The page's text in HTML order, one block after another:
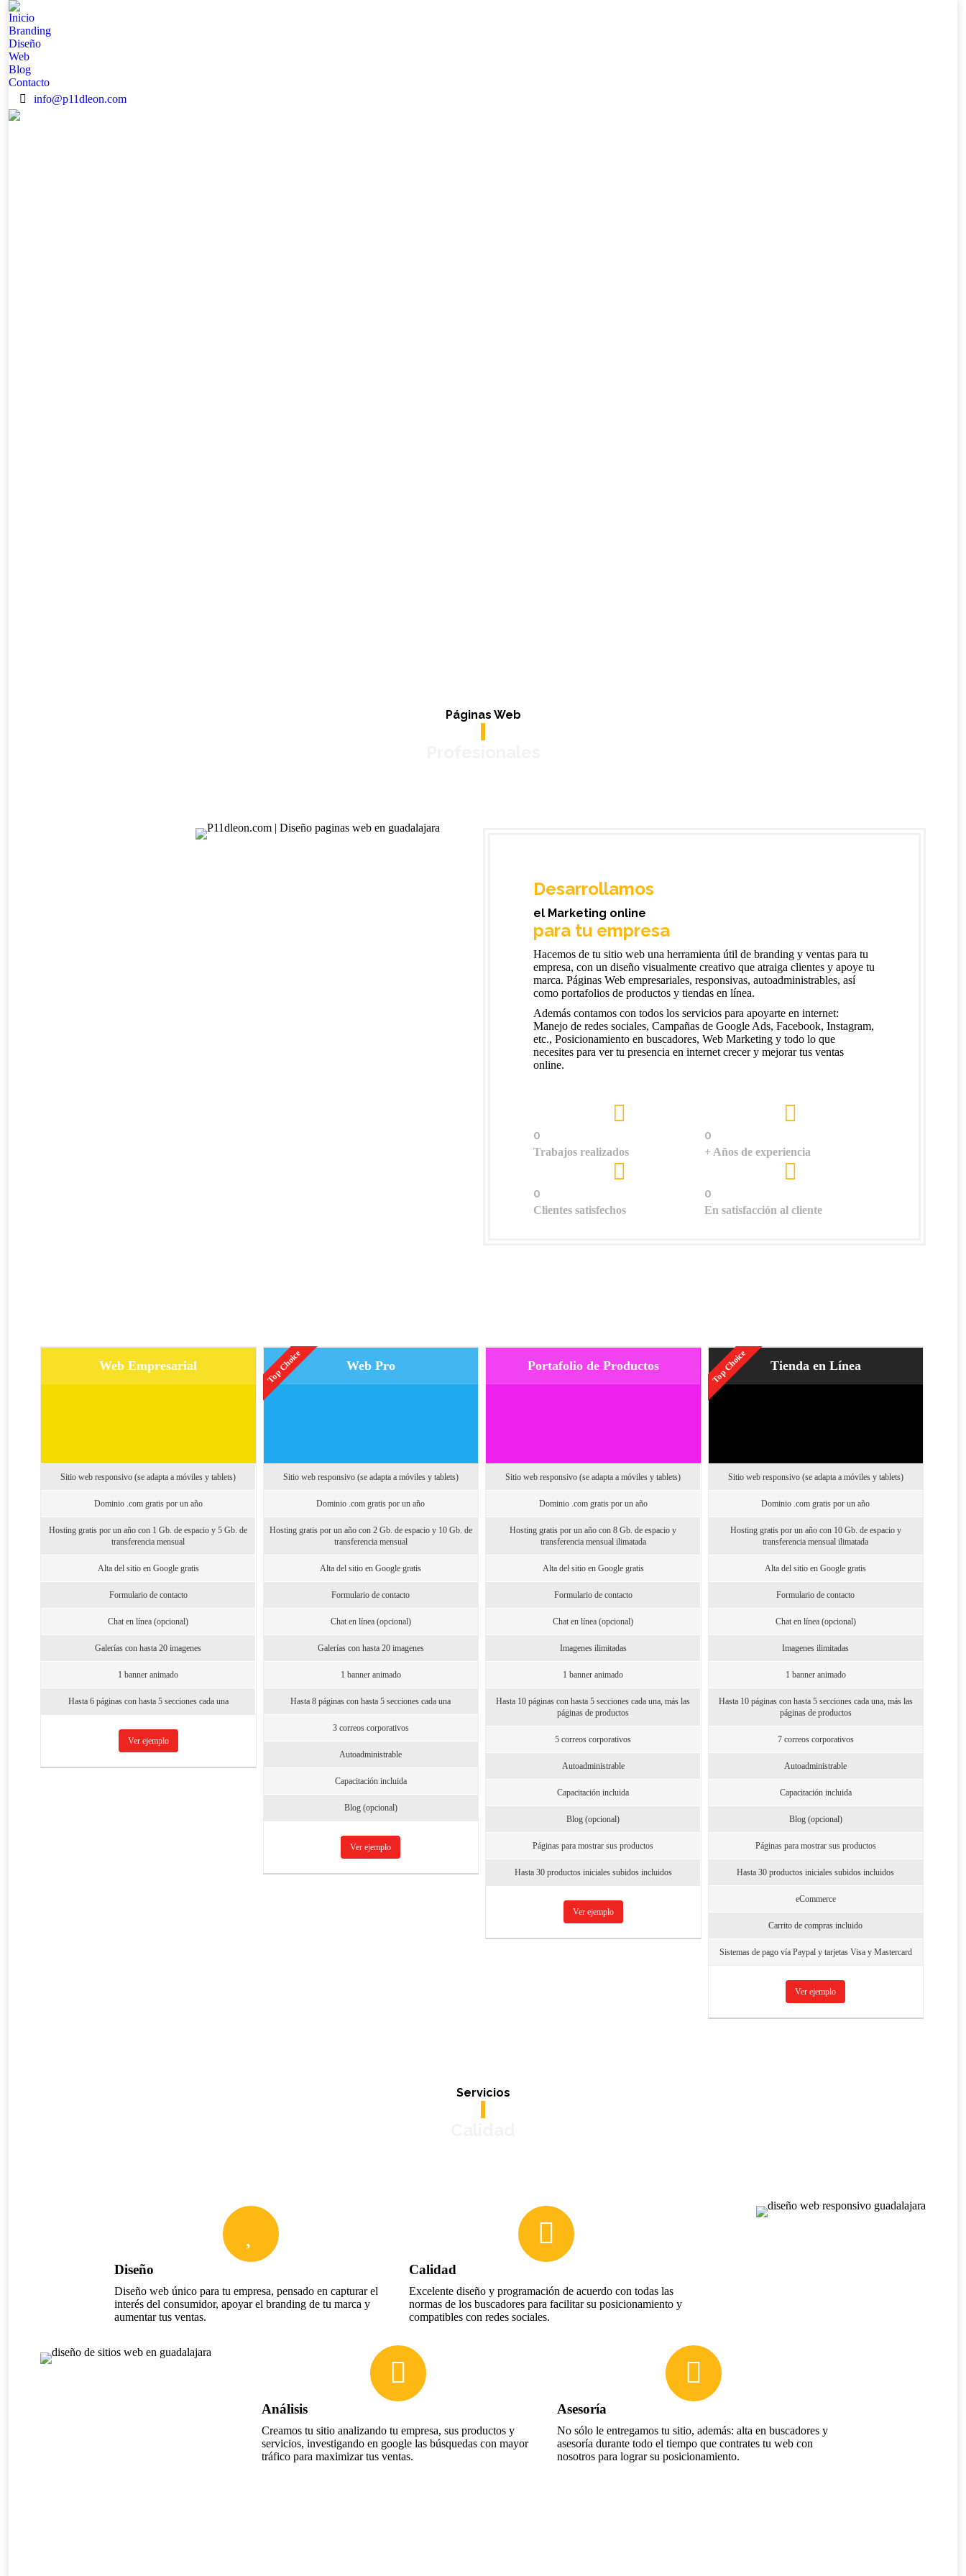
Inicio
Branding
Diseño
Web
Blog
Contacto
info@p11dleon.com
Páginas Web
Desarrollamos
el Marketing online
para tu empresa
Hacemos de tu sitio web una herramienta útil de branding y ventas para tu
empresa, con un diseño visualmente creativo que atraiga clientes y apoye tu
marca. Páginas Web empresariales, responsivas, autoadministrables, así
como portafolios de productos y tiendas en línea.
Además contamos con todos los servicios para apoyarte en internet:
Manejo de redes sociales, Campañas de Google Ads, Facebook, Instagram,
etc., Posicionamiento en buscadores, Web Marketing y todo lo que
necesites para ver tu presencia en internet crecer y mejorar tus ventas
online.
0
Trabajos realizados
0
Clientes satisfechos
0
+ Años de experiencia
0
En satisfacción al cliente
Web Empresarial
Sitio web responsivo (se adapta a móviles y tablets)
Dominio .com gratis por un año
Hosting gratis por un año con 1 Gb. de espacio y 5 Gb. de
transferencia mensual
Alta del sitio en Google gratis
Formulario de contacto
Chat en línea (opcional)
Galerías con hasta 20 imagenes
1 banner animado
Hasta 6 páginas con hasta 5 secciones cada una
Ver ejemplo
Top Choice Web Pro
Sitio web responsivo (se adapta a móviles y tablets)
Dominio .com gratis por un año
Hosting gratis por un año con 2 Gb. de espacio y 10 Gb. de
transferencia mensual
Alta del sitio en Google gratis
Formulario de contacto
Chat en línea (opcional)
Galerías con hasta 20 imagenes
1 banner animado
Hasta 8 páginas con hasta 5 secciones cada una
3 correos corporativos
Autoadministrable
Capacitación incluida
Blog (opcional)
Ver ejemplo
Portafolio de Productos
Sitio web responsivo (se adapta a móviles y tablets)
Dominio .com gratis por un año
Hosting gratis por un año con 8 Gb. de espacio y
transferencia mensual ilimatada
Alta del sitio en Google gratis
Formulario de contacto
Chat en línea (opcional)
Imagenes ilimitadas
1 banner animado
Hasta 10 páginas con hasta 5 secciones cada una, más las
páginas de productos
5 correos corporativos
Autoadministrable
Capacitación incluida
Blog (opcional)
Páginas para mostrar sus productos
Hasta 30 productos iniciales subidos incluidos
Ver ejemplo
Top Choice Tienda en Línea
Sitio web responsivo (se adapta a móviles y tablets)
Dominio .com gratis por un año
Hosting gratis por un año con 10 Gb. de espacio y
transferencia mensual ilimatada
Alta del sitio en Google gratis
Formulario de contacto
Chat en línea (opcional)
Imagenes ilimitadas
1 banner animado
Hasta 10 páginas con hasta 5 secciones cada una, más las
páginas de productos
7 correos corporativos
Autoadministrable
Capacitación incluida
Blog (opcional)
Páginas para mostrar sus productos
Hasta 30 productos iniciales subidos incluidos
eCommerce
Carrito de compras incluido
Sistemas de pago vía Paypal y tarjetas Visa y Mastercard
Ver ejemplo
Servicios
Diseño
Diseño web único para tu empresa, pensado en capturar el
interés del consumidor, apoyar el branding de tu marca y
aumentar tus ventas.
Calidad
Excelente diseño y programación de acuerdo con todas las
normas de los buscadores para facilitar su posicionamiento y
compatibles con redes sociales.
Análisis
Creamos tu sitio analizando tu empresa, sus productos y
servicios, investigando en google las búsquedas con mayor
tráfico para maximizar tus ventas.
Asesoría
No sólo le entregamos tu sitio, además: alta en buscadores y
asesoría durante todo el tiempo que contrates tu web con
nosotros para lograr su posicionamiento.